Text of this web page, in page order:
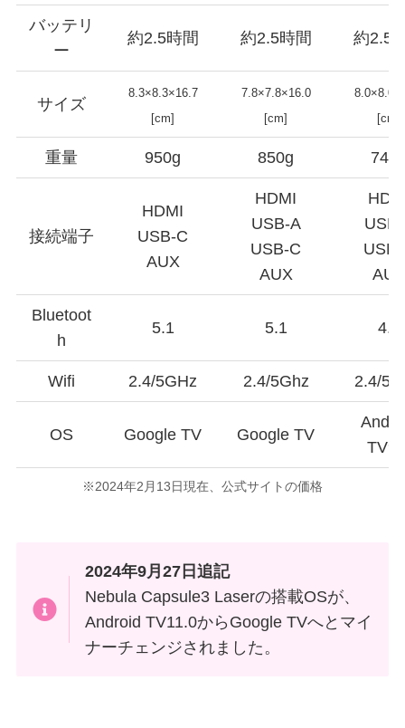
バッテリ
ー
約2.5時間 約2.5時間 約2.5
サイズ
8.3×8.3×16.7
[cm]
7.8×7.8×16.0
[cm]
[cm]
重量 950g 850g
接続端子
HDMI
USB-C
AUX
HDMI
USB-A
USB-C
AUX
AUX
Bluetoot
h
5.1 5.1 4.2
Wifi 2.4/5GHz 2.4/5Ghz 2.4/
OS Google TV Google TV
※2024年2月13日現在、公式サイトの価格
2024年9月27日追記
Nebula Capsule3 Laserの搭載OSが、
Android TV11.0からGoogle TVへとマイ
ナーチェンジされました。